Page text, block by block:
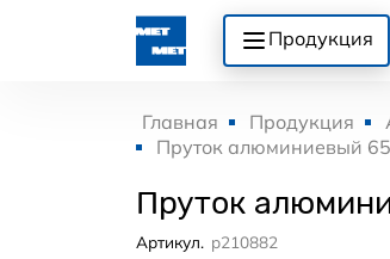
Продукция
Главная Продукция
Пруток алюминиевый
Пруток
Артикул. p210882